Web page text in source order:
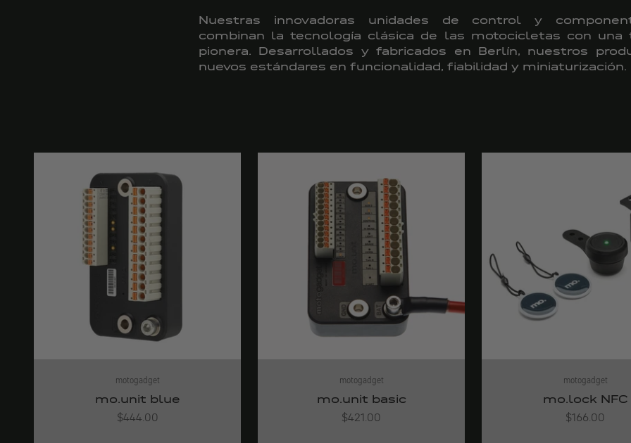
Nuestras innovadoras unidades de control y
combinan la tecnología clásica de las motocicletas con una
pionera. Desarrollados y fabricados en Berlín, nuestros
nuevos estándares en funcionalidad, fiabilidad y miniaturización.
motogadget
mo.unit blue
Angebot
$444.00
motogadget
mo.unit basic
Angebot
$421.00
motogadget
mo.lock NFC
Angebot
$166.00